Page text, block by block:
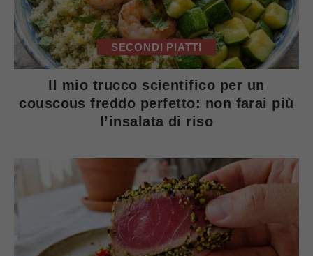
SECONDI PIATTI
Il mio trucco scientifico per un
couscous freddo perfetto: non farai più
l’insalata di riso